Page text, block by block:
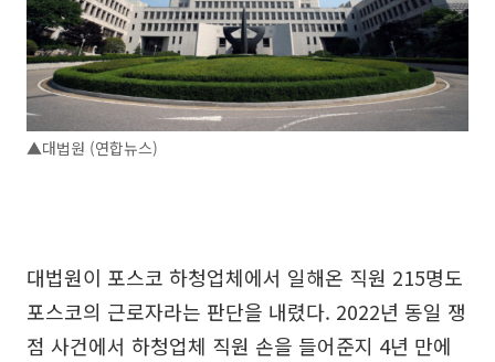
▲대법원 (연합뉴스)
대법원이 포스코 하청업체에서 일해온 직원 215명도
포스코의 근로자라는 판단을 내렸다. 2022년 동일 쟁
점 사건에서 하청업체 직원 손을 들어준지 4년 만에